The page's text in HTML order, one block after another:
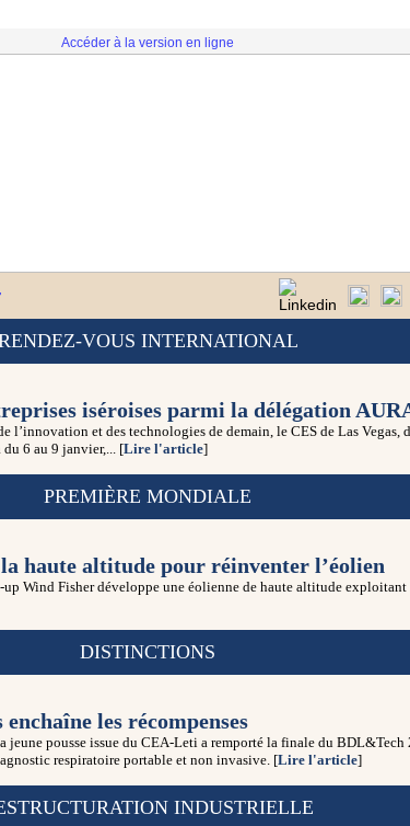
Accéder à la version en ligne
VOUS INTERNATIONAL
iséroises parmi la délégation
l’innovation et des technologies de demain, le CES de Las Vegas,
6 au 9 janvier,... [Lire l'article]
PREMIÈRE MONDIALE
haute altitude pour réinventer l’éolien
up Wind Fisher développe une éolienne de haute altitude exploitant
DISTINCTIONS
les récompenses
jeune pousse issue du CEA-Leti a remporté la finale du BDL&Tech
respiratoire portable et non invasive. [Lire l'article]
INDUSTRIELLE